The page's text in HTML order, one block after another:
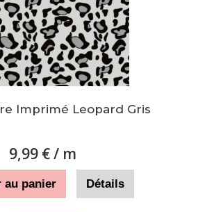
Imprimé Leopard Gris
9,99 €/ m
au panier Détails